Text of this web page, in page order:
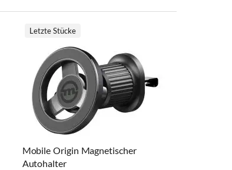
Mobile Origin Magnetischer
Autohalter
Letzte Stücke